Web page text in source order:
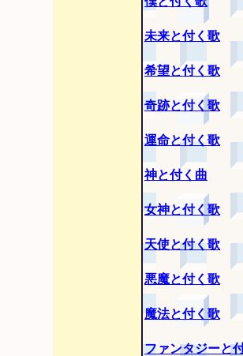
未来と付く歌
希望と付く歌
奇跡と付く歌
運命と付く歌
神と付く曲
女神と付く歌
天使と付く歌
悪魔と付く歌
魔法と付く歌
ファンタジーと